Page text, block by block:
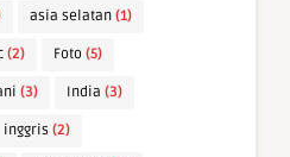
asia selatan (1)
(2) Foto (5)
(3) India (3)
inggris (2)